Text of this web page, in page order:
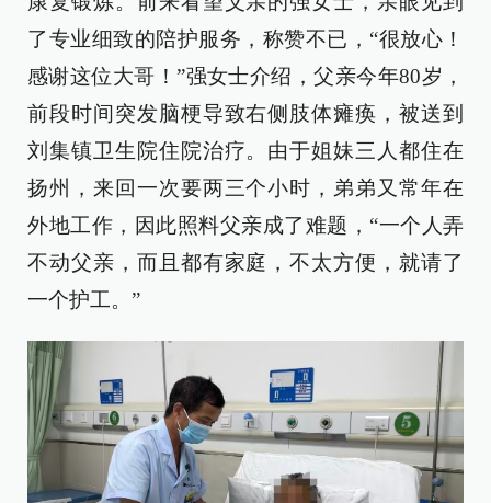
了专业细致的陪护服务，称赞不已，“很放心！
感谢这位大哥！”强女士介绍，父亲今年80岁，
前段时间突发脑梗导致右侧肢体瘫痪，被送到
刘集镇卫生院住院治疗。由于姐妹三人都住在
扬州，来回一次要两三个小时，弟弟又常年在
外地工作，因此照料父亲成了难题，“一个人弄
不动父亲，而且都有家庭，不太方便，就请了
一个护工。”